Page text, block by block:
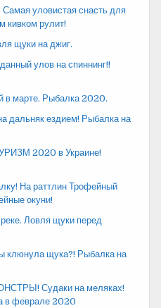
уловистая снасть для
кивком рулит!
щуки на джиг.
улов на спиннинг!!
в марте. Рыбалка 2020.
дальняк ездием! Рыбалка на
2020 в Украине!
На раттлин Трофейный
окуни!
Ловля щуки перед
клюнула щука?! Рыбалка на
Судаки на меляках!
в феврале 2020